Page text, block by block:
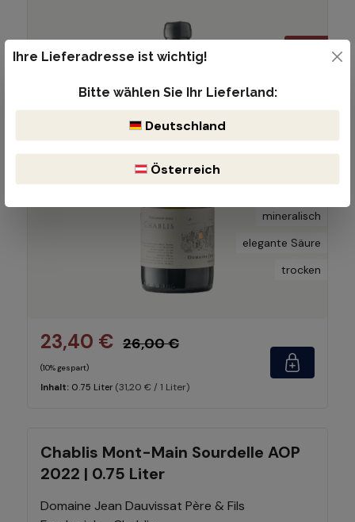
mineralisch
elegante Säure
trocken
23,40 € 26,00 €
(10% gespart)
Inhalt: 0.75 Liter (31,20 € / 1 Liter)
Chablis Mont-Main Sourdelle AOP
2022 | 0.75 Liter
Domaine Jean Dauvissat Père & Fils
Ihre Lieferadresse ist wichtig!
Bitte wählen Sie Ihr Lieferland:
Deutschland
Österreich